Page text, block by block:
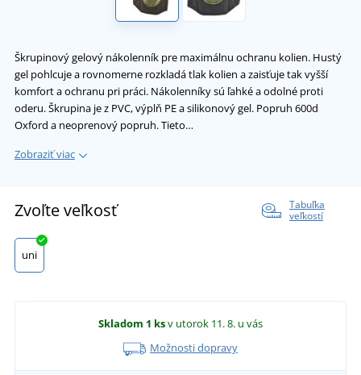
Škrupinový gelový nákolenník pre maximálnu ochranu kolien. Hustý
gel pohlcuje a rovnomerne rozkladá tlak kolien a zaisťuje tak vyšší
komfort a ochranu pri práci. Nákolenníky sú ľahké a odolné proti
oderu. Škrupina je z PVC, výplň PE a silikonový gel. Popruh 600d
Oxford a neoprenový popruh. Tieto…
Zobraziť viac
Zvoľte veľkosť
Tabuľka
veľkostí
uni
Skladom 1 ksv utorok 11. 8. u vás
Možnosti dopravy